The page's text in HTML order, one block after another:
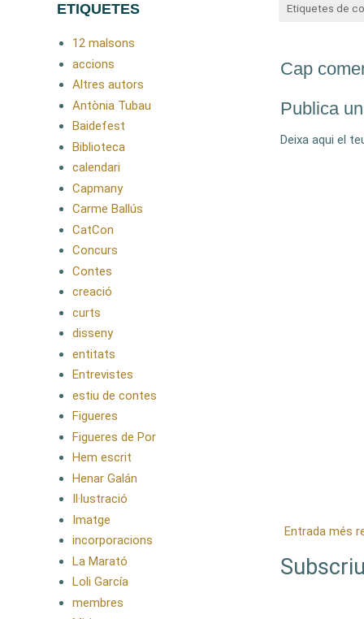
Etiquetes de
Cap
Publica
Deixa aqui el
Entrada més
ETIQUETES
12 malsons
accions
Altres autors
Antònia Tubau
Baidefest
Biblioteca
calendari
Capmany
Carme Ballús
CatCon
Concurs
Contes
creació
curts
disseny
entitats
Entrevistes
estiu de contes
Figueres
Figueres de Por
Hem escrit
Henar Galán
Il·lustració
Imatge
incorporacions
La Marató
Loli García
membres